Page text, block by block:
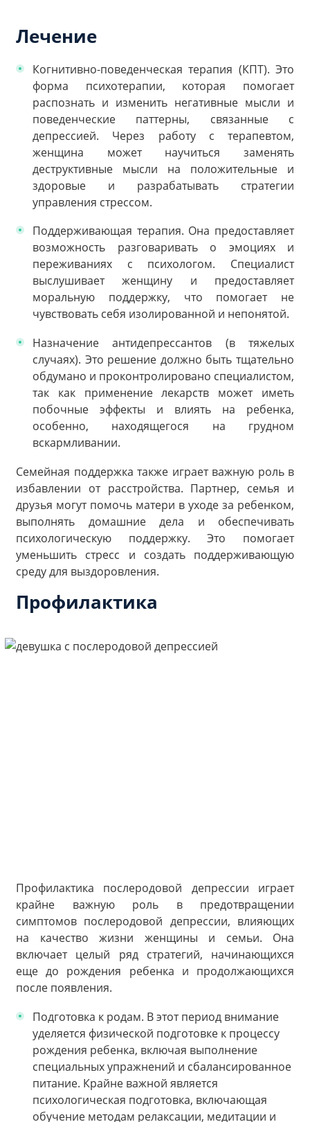
Лечение
Когнитивно-поведенческая терапия (КПТ). Это
форма психотерапии, которая помогает
распознать и изменить негативные мысли и
поведенческие паттерны, связанные с
депрессией. Через работу с терапевтом,
женщина может научиться заменять
деструктивные мысли на положительные и
здоровые и разрабатывать стратегии
управления стрессом.
Поддерживающая терапия. Она предоставляет
возможность разговаривать о эмоциях и
переживаниях с психологом. Специалист
выслушивает женщину и предоставляет
моральную поддержку, что помогает не
чувствовать себя изолированной и непонятой.
Назначение антидепрессантов (в тяжелых
случаях). Это решение должно быть тщательно
обдумано и проконтролировано специалистом,
так как применение лекарств может иметь
побочные эффекты и влиять на ребенка,
особенно, находящегося на грудном
вскармливании.
Семейная поддержка также играет важную роль в
избавлении от расстройства. Партнер, семья и
друзья могут помочь матери в уходе за ребенком,
выполнять домашние дела и обеспечивать
психологическую поддержку. Это помогает
уменьшить стресс и создать поддерживающую
среду для выздоровления.
Профилактика
Профилактика послеродовой депрессии играет
крайне важную роль в предотвращении
симптомов послеродовой депрессии, влияющих
на качество жизни женщины и семьи. Она
включает целый ряд стратегий, начинающихся
еще до рождения ребенка и продолжающихся
после появления.
Подготовка к родам. В этот период внимание
уделяется физической подготовке к процессу
рождения ребенка, включая выполнение
специальных упражнений и сбалансированное
питание. Крайне важной является
психологическая подготовка, включающая
обучение методам релаксации, медитации и